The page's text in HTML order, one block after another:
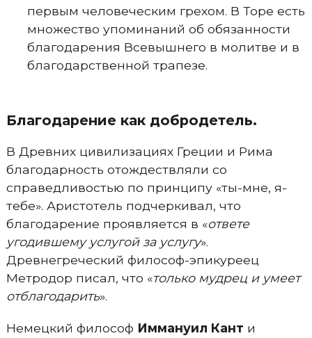
первым человеческим грехом. В Торе есть
множество упоминаний об обязанности
благодарения Всевышнего в молитве и в
благодарственной трапезе.
Благодарение как добродетель.
В Древних цивилизациях Греции и Рима
благодарность отождествляли со
справедливостью по принципу «ты-мне, я-
тебе». Аристотель подчеркивал, что
благодарение проявляется в «ответе
угодившему услугой за услугу».
Древнегреческий философ-эпикуреец
Метродор писал, что «только мудрец и умеет
отблагодарить».
Немецкий философ Иммануил Кант и